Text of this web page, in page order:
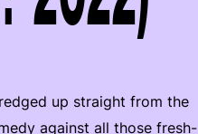
up straight from the
against all those fresh-